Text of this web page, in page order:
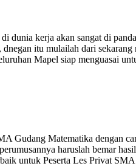
dunia kerja akan sangat di
itu mulailah dari
Mapel siap menguasai
Matematika dengan
haruslah bemar
untuk Peserta Les Privat